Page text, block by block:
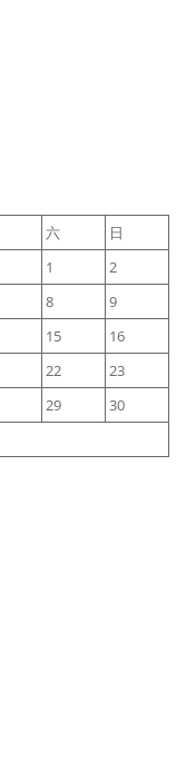
六
日
1
2
8
9
15
16
22
23
29
30